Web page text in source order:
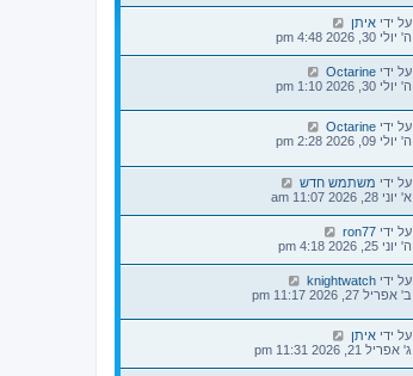
על ידי איתן
ה' יולי 30, 2026 4:48 pm
על ידי Octarine
ה' יולי 30, 2026 1:10 pm
על ידי Octarine
ה' יולי 09, 2026 2:28 pm
על ידי משתמש חדש
א' יוני 28, 2026 11:07 am
על ידי ron77
ה' יוני 25, 2026 4:18 pm
על ידי knightwatch
ב' אפריל 27, 2026 11:17 pm
על ידי איתן
ג' אפריל 21, 2026 11:31 pm